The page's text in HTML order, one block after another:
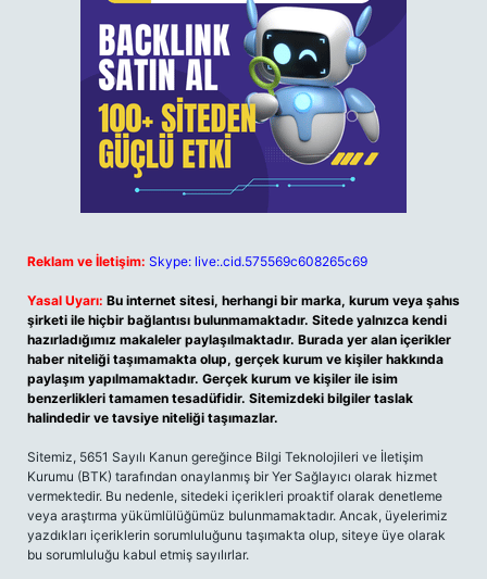
Reklam ve İletişim: Skype: live:.cid.575569c608265c69
Yasal Uyarı: Bu internet sitesi, herhangi bir marka, kurum veya şahıs
şirketi ile hiçbir bağlantısı bulunmamaktadır. Sitede yalnızca kendi
hazırladığımız makaleler paylaşılmaktadır. Burada yer alan içerikler
haber niteliği taşımamakta olup, gerçek kurum ve kişiler hakkında
paylaşım yapılmamaktadır. Gerçek kurum ve kişiler ile isim
benzerlikleri tamamen tesadüfidir. Sitemizdeki bilgiler taslak
halindedir ve tavsiye niteliği taşımazlar.
Sitemiz, 5651 Sayılı Kanun gereğince Bilgi Teknolojileri ve İletişim
Kurumu (BTK) tarafından onaylanmış bir Yer Sağlayıcı olarak hizmet
vermektedir. Bu nedenle, sitedeki içerikleri proaktif olarak denetleme
veya araştırma yükümlülüğümüz bulunmamaktadır. Ancak, üyelerimiz
yazdıkları içeriklerin sorumluluğunu taşımakta olup, siteye üye olarak
bu sorumluluğu kabul etmiş sayılırlar.